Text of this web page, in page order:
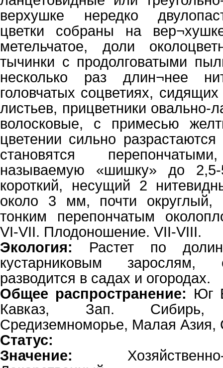
верхушке нередко
цветки собраны на
метельчатое, доли
тычинки с продолговатыми
несколько раз длин¬нее
головчатых соцветиях,
листьев, прицветники овально-
волосковые, с примесью
цветении сильно
становятся
называемую «шишку» до
короткий, несущий 2
около 3 мм, почти
тонким перепончатым
VI-VII. Плодоношение. VII-VIII.
Экология: Растет по
кустарниковым зарослям,
разводится в садах и огородах.
Общее распространение: Юг
Кавказ, Зап.
Средиземноморье, Малая
Статус:
Значение: